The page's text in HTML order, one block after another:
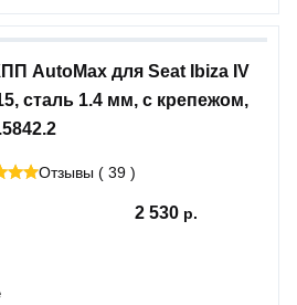
AutoMax для Seat Ibiza IV
сталь 1.4 мм, с крепежом,
Отзывы ( 39 )
2 530